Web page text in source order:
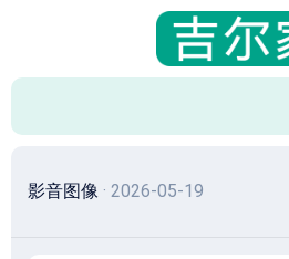
容
影音图像 · 2026-05-19